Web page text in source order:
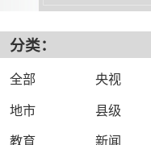
分类：
全部 央视
地市
县级
教育
新闻